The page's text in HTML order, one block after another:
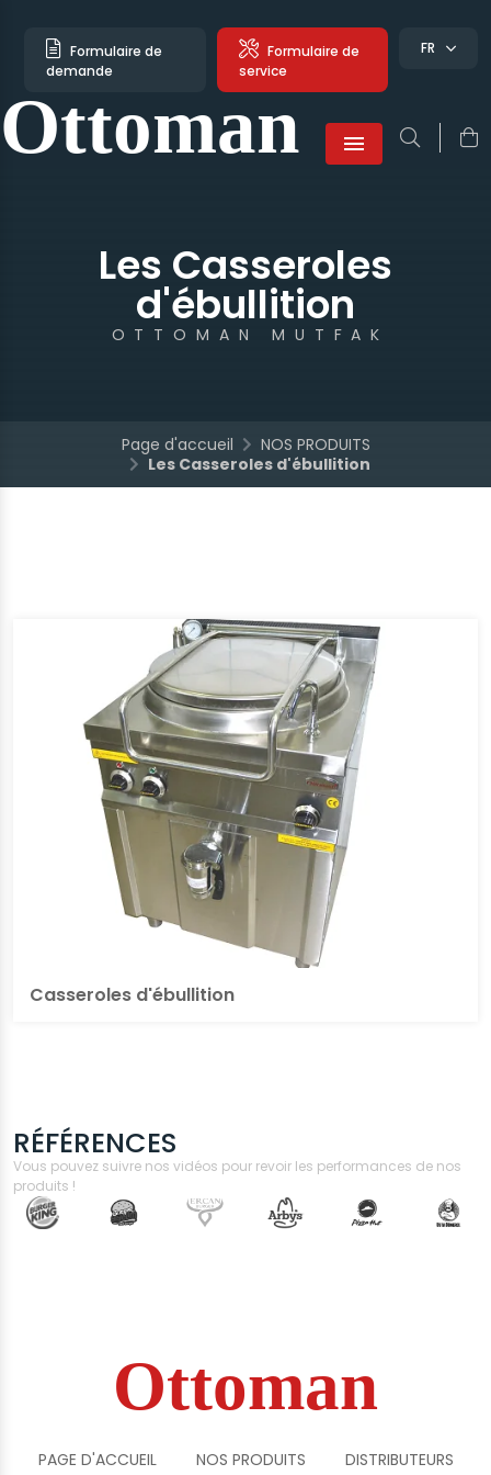
Formulaire de
demande
Formulaire de
service
FR
Menu
Ottoman
Les Casseroles
d'ébullition
OTTOMAN MUTFAK
Page d'accueil
NOS PRODUITS
Les Casseroles d'ébullition
Casseroles d'ébullition
RÉFÉRENCES
Vous pouvez suivre nos vidéos pour revoir les performances de nos
produits !
Ottoman
PAGE D'ACCUEIL NOS PRODUITS DISTRIBUTEURS